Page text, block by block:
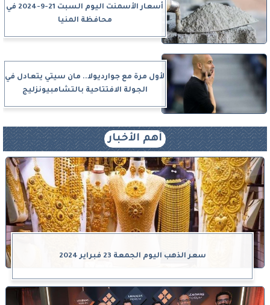
أسعار الأسمنت اليوم السبت 21-9-2024 في
محافظة المنيا
لأول مرة مع جوارديولا.. مان سيتي يتعادل في
الجولة الافتتاحية بالتشامبيونزليج
أهم الأخبار
سعر الذهب اليوم الجمعة 23 فبراير 2024